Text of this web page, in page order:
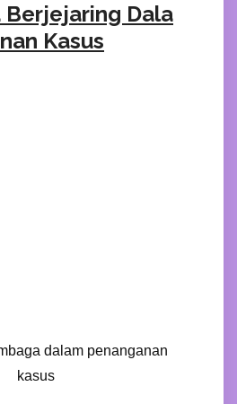
Berjejaring Dala
Kasus
dalam penanganan
kasus